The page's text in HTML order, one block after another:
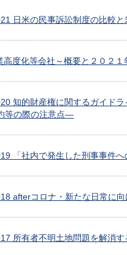
日米の民事訴訟制度の比較
度化等会社～概要と２０２１
知的財産権に関するガイド
等の際の注意点―
「社内で発生した刑事事件
afterコロナ・新たな日常に
所有者不明土地問題を解消す